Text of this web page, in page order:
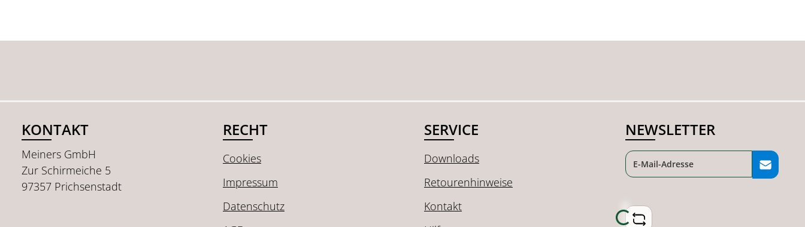
KONTAKT
Meiners GmbH
Zur Schirmeiche 5
97357 Prichsenstadt
RECHT
Cookies
Impressum
Datenschutz
SERVICE
Downloads
Retourenhinweise
Kontakt
NEWSLETTER
Loading...